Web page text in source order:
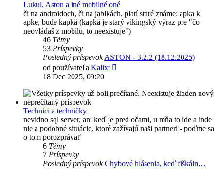
Lukul, Aston a iné mobilné oné
či na androidoch, či na jablkách, platí staré známe: apka k
apke, bude kapkä (kapkä je starý vikingský výraz pre "čo
neovládaš z mobilu, to neexistuje")
46 Témy
53 Príspevky
Posledný príspevokASTON - 3.2.2 (18.12.2025)
od používateľa Kalixt
18 Dec 2025, 09:20
Technici a techničky
nevidno sql server, ani keď je pred očami, u mňa to ide a inde
nie a podobné situácie, ktoré zažívajú naši partneri - poďme sa
o tom porozprávať
6 Témy
7 Príspevky
Posledný príspevok Chybové hlásenia, keď fiškáln…